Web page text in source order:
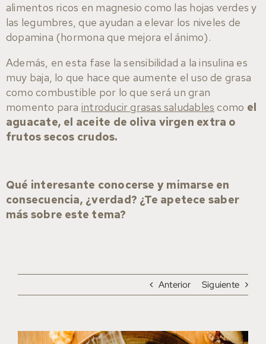
alimentos ricos en magnesio como las hojas verdes y
las legumbres, que ayudan a elevar los niveles de
dopamina (hormona que mejora el ánimo).
Además, en esta fase la sensibilidad a la insulina es
muy baja, lo que hace que aumente el uso de grasa
como combustible por lo que será un gran
momento para introducir grasas saludables como el
aguacate, el aceite de oliva virgen extra o
frutos secos crudos.
Qué interesante conocerse y mimarse en
consecuencia, ¿verdad? ¿Te apetece saber
más sobre este tema?
Anterior Siguiente